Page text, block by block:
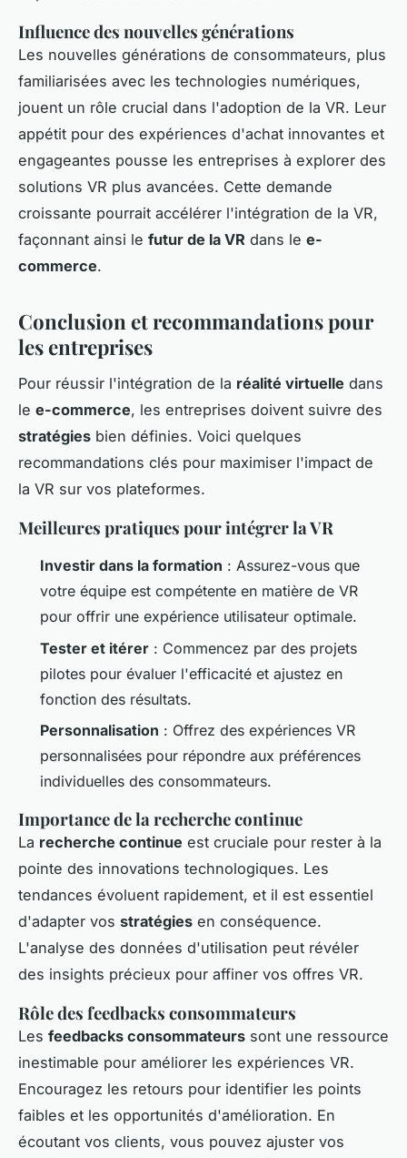
Influence des nouvelles générations
Les nouvelles générations de consommateurs, plus
familiarisées avec les technologies numériques,
jouent un rôle crucial dans l'adoption de la VR. Leur
appétit pour des expériences d'achat innovantes et
engageantes pousse les entreprises à explorer des
solutions VR plus avancées. Cette demande
croissante pourrait accélérer l'intégration de la VR,
façonnant ainsi le futur de la VR dans le e-
commerce.
Conclusion et recommandations pour
les entreprises
Pour réussir l'intégration de la réalité virtuelle dans
le e-commerce, les entreprises doivent suivre des
stratégies bien définies. Voici quelques
recommandations clés pour maximiser l'impact de
la VR sur vos plateformes.
Meilleures pratiques pour intégrer la VR
Investir dans la formation : Assurez-vous que
votre équipe est compétente en matière de VR
pour offrir une expérience utilisateur optimale.
Tester et itérer : Commencez par des projets
pilotes pour évaluer l'efficacité et ajustez en
fonction des résultats.
Personnalisation : Offrez des expériences VR
personnalisées pour répondre aux préférences
individuelles des consommateurs.
Importance de la recherche continue
La recherche continue est cruciale pour rester à la
pointe des innovations technologiques. Les
tendances évoluent rapidement, et il est essentiel
d'adapter vos stratégies en conséquence.
L'analyse des données d'utilisation peut révéler
des insights précieux pour affiner vos offres VR.
Rôle des feedbacks consommateurs
Les feedbacks consommateurs sont une ressource
inestimable pour améliorer les expériences VR.
Encouragez les retours pour identifier les points
faibles et les opportunités d'amélioration. En
écoutant vos clients, vous pouvez ajuster vos